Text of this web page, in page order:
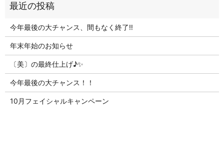
今年最後の大チャンス、間もなく終了‼
年末年始のお知らせ
〔美〕の最終仕上げ♪✨
今年最後の大チャンス！！
10月フェイシャルキャンペーン